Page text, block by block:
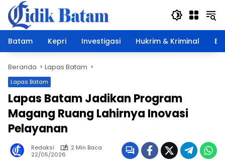
Langsung
konten
Batam
Kepri Investigasi Hukrim & Kriminal
Beranda Lapas Batam
Lapas Batam
Lapas Batam Jadikan Program
Magang Ruang Lahirnya Inovasi
Pelayanan
Redaksi
2 Min Baca
22/05/2026